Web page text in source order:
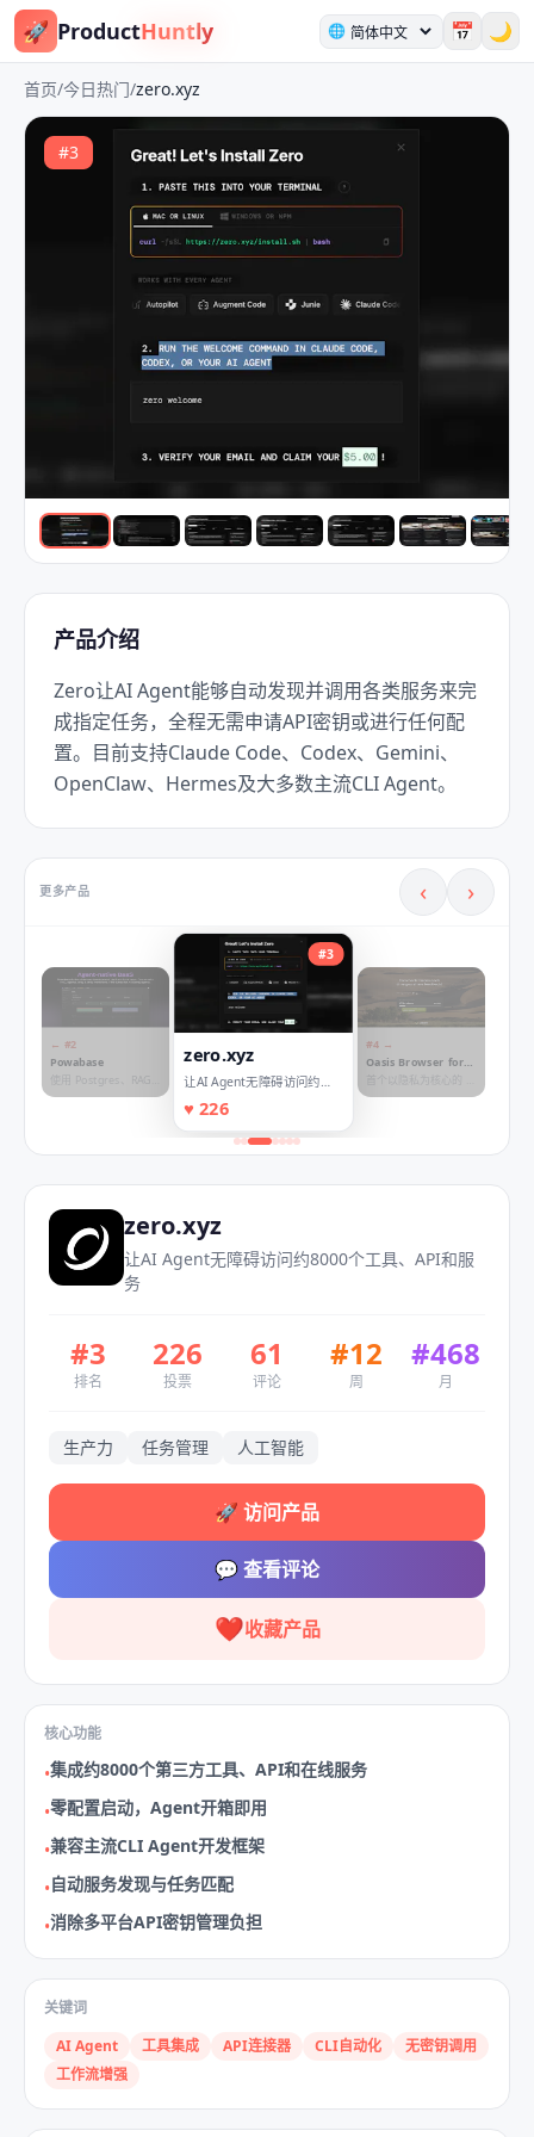
🚀 ProductHuntly 🌐 📅 🌙
首页/今日热门/zero.xyz
#3
产品介绍
Zero让AI Agent能够自动发现并调用各类服务来完
成指定任务，全程无需申请API密钥或进行任何配
置。目前支持Claude Code、Codex、Gemini、
OpenClaw、Hermes及大多数主流CLI Agent。
更多产品 ‹ ›
← #2
Powabase
与 Agent 构建 AI 应用
#3
zero.xyz
让AI Agent无障碍访问约
8000个工具、API和服务
♥ 226
#4→
Oasis Browser for
浏览器，支持匿名训练
zero.xyz
让AI Agent无障碍访问约8000个工具、API和服
务
#3
排名
226
投票
61
评论
#12
周
#468
月
生产力 任务管理 人工智能
🚀 访问产品
💬查看评论
❤️收藏产品
核心功能
•集成约8000个第三方工具、API和在线服务
•零配置启动，Agent开箱即用
•兼容主流CLI Agent开发框架
•自动服务发现与任务匹配
•消除多平台API密钥管理负担
关键词
AI Agent
工具集成 API连接器 CLI自动化
无密钥调用
工作流增强